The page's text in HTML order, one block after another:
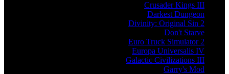
Crusader Kings III
Darkest Dungeon
Divinity: Original Sin 2
Don't Starve
Euro Truck Simulator 2
Europa Universalis IV
Galactic Civilizations III
Garry's Mod